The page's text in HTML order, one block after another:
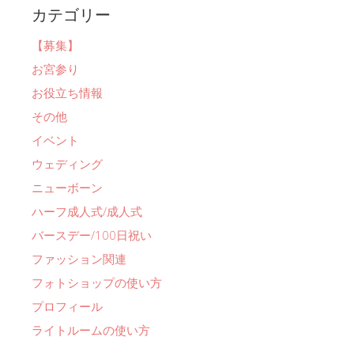
カテゴリー
【募集】
お宮参り
お役立ち情報
その他
イベント
ウェディング
ニューボーン
ハーフ成人式/成人式
バースデー/100日祝い
ファッション関連
フォトショップの使い方
プロフィール
ライトルームの使い方